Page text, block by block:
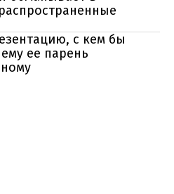
с кем бы
ее парень